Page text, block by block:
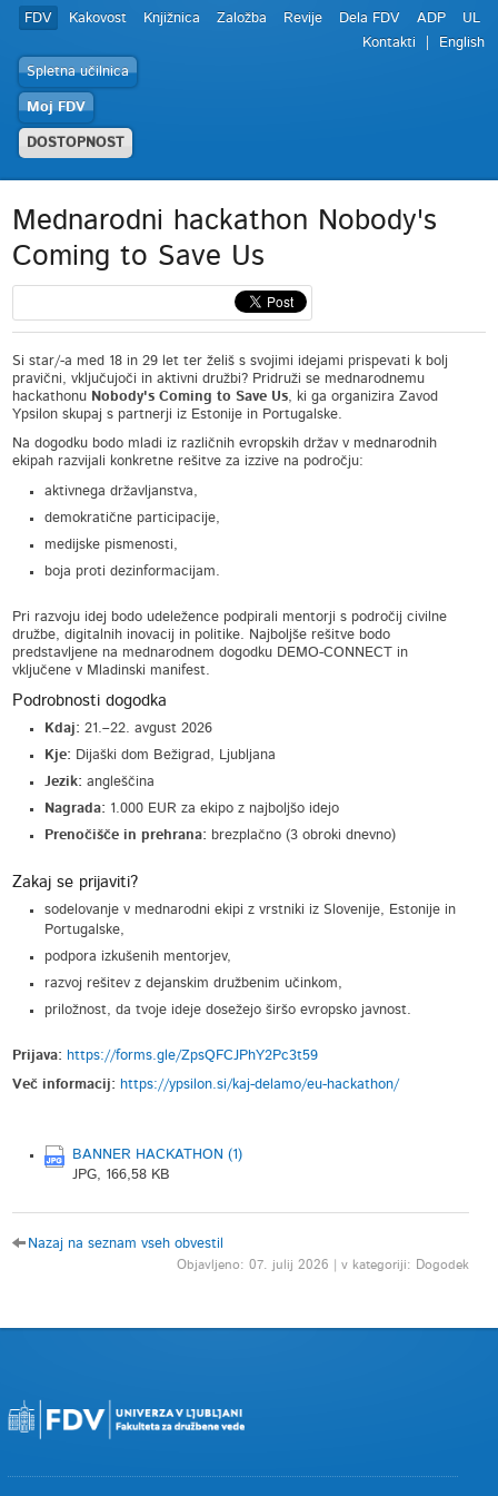
FDV Kakovost Knjižnica Založba Revije Dela FDV ADP
UL
Kontakti
English
Spletna učilnica
Moj FDV
DOSTOPNOST
Mednarodni hackathon Nobody's
Coming to Save Us
Si star/-a med 18 in 29 let ter želiš s svojimi idejami prispevati k bolj
pravični, vključujoči in aktivni družbi? Pridruži se mednarodnemu
hackathonu Nobody's Coming to Save Us, ki ga organizira Zavod
Ypsilon skupaj s partnerji iz Estonije in Portugalske.
Na dogodku bodo mladi iz različnih evropskih držav v mednarodnih
ekipah razvijali konkretne rešitve za izzive na področju:
aktivnega državljanstva,
demokratične participacije,
medijske pismenosti,
boja proti dezinformacijam.
Pri razvoju idej bodo udeležence podpirali mentorji s področij civilne
družbe, digitalnih inovacij in politike. Najboljše rešitve bodo
predstavljene na mednarodnem dogodku DEMO-CONNECT in
vključene v Mladinski manifest.
Podrobnosti dogodka
Kdaj: 21.–22. avgust 2026
Kje: Dijaški dom Bežigrad, Ljubljana
Jezik: angleščina
Nagrada: 1.000 EUR za ekipo z najboljšo idejo
Prenočišče in prehrana: brezplačno (3 obroki dnevno)
Zakaj se prijaviti?
sodelovanje v mednarodni ekipi z vrstniki iz Slovenije, Estonije in
Portugalske,
podpora izkušenih mentorjev,
razvoj rešitev z dejanskim družbenim učinkom,
priložnost, da tvoje ideje dosežejo širšo evropsko javnost.
Prijava: https://forms.gle/ZpsQFCJPhY2Pc3t59
Več informacij: https://ypsilon.si/kaj-delamo/eu-hackathon/
BANNER HACKATHON (1)
JPG, 166,58 KB
Nazaj na seznam vseh obvestil
Objavljeno: 07. julij 2026 | v kategoriji: Dogodek